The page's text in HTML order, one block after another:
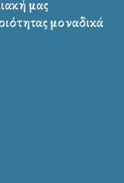
μας
μοναδικά